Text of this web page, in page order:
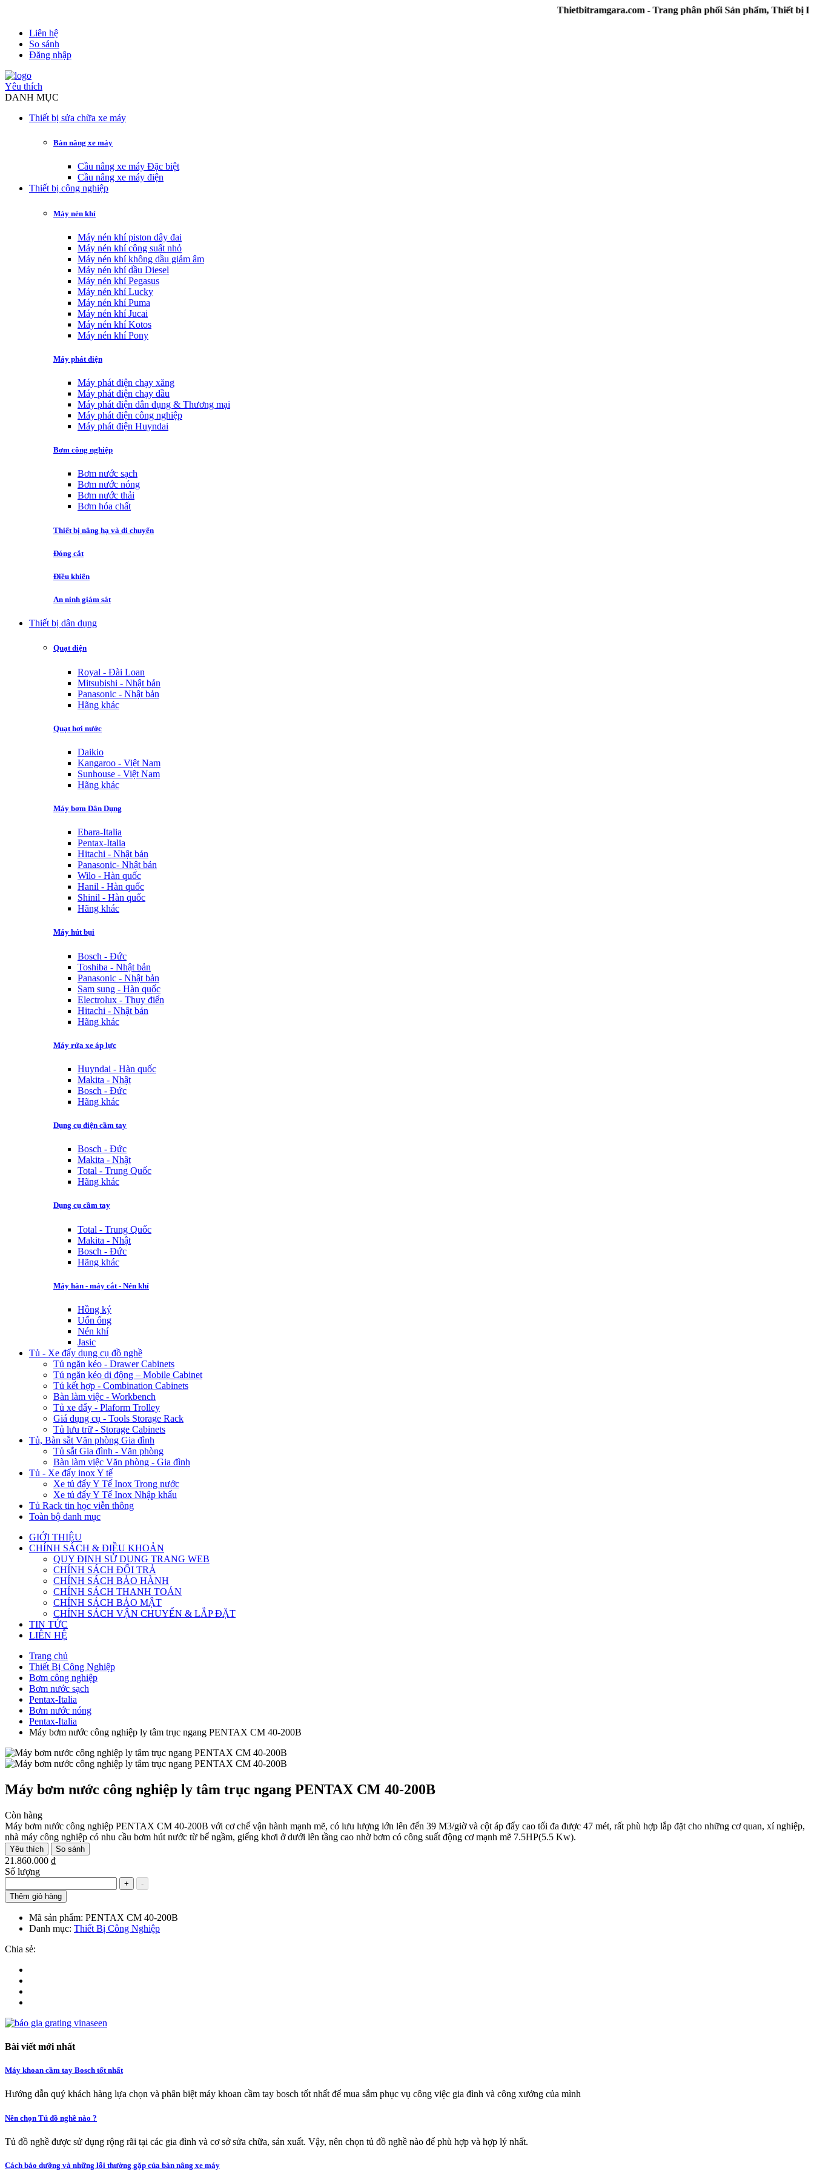
Thietbitramgara.com - Trang phân phối Sản phẩm, Thiết bị Dân
Liên hệ
So sánh
Đăng nhập
Yêu thích
DANH MỤC
Thiết bị sửa chữa xe máy
Bàn nâng xe máy
Cầu nâng xe máy Đặc biệt
Cầu nâng xe máy điện
Thiết bị công nghiệp
Máy nén khí
Máy nén khí piston dây đai
Máy nén khí công suất nhỏ
Máy nén khí không dầu giảm âm
Máy nén khí dầu Diesel
Máy nén khí Pegasus
Máy nén khí Lucky
Máy nén khí Puma
Máy nén khí Jucai
Máy nén khí Kotos
Máy nén khí Pony
Máy phát điện
Máy phát điện chạy xăng
Máy phát điện chạy dầu
Máy phát điện dân dụng & Thương mại
Máy phát điện công nghiệp
Máy phát điện Huyndai
Bơm công nghiệp
Bơm nước sạch
Bơm nước nóng
Bơm nước thải
Bơm hóa chất
Thiết bị nâng hạ và di chuyển
Đóng cắt
Điều khiển
An ninh giám sát
Thiết bị dân dụng
Quạt điện
Royal - Đài Loan
Mitsubishi - Nhật bản
Panasonic - Nhật bản
Hãng khác
Quạt hơi nước
Daikio
Kangaroo - Việt Nam
Sunhouse - Việt Nam
Hãng khác
Máy bơm Dân Dụng
Ebara-Italia
Pentax-Italia
Hitachi - Nhật bản
Panasonic- Nhật bản
Wilo - Hàn quốc
Hanil - Hàn quốc
Shinil - Hàn quốc
Hãng khác
Máy hút bụi
Bosch - Đức
Toshiba - Nhật bản
Panasonic - Nhật bản
Sam sung - Hàn quốc
Electrolux - Thụy điển
Hitachi - Nhật bản
Hãng khác
Máy rửa xe áp lực
Huyndai - Hàn quốc
Makita - Nhật
Bosch - Đức
Hãng khác
Dụng cụ điện cầm tay
Bosch - Đức
Makita - Nhật
Total - Trung Quốc
Hãng khác
Dụng cụ cầm tay
Total - Trung Quốc
Makita - Nhật
Bosch - Đức
Hãng khác
Máy hàn - máy cắt - Nén khí
Hồng ký
Uốn ống
Nén khí
Jasic
Tủ - Xe đẩy dụng cụ đồ nghề
Tủ ngăn kéo - Drawer Cabinets
Tủ ngăn kéo di động – Mobile Cabinet
Tủ kết hợp - Combination Cabinets
Bàn làm việc - Workbench
Tủ xe đẩy - Plaform Trolley
Giá dụng cụ - Tools Storage Rack
Tủ lưu trữ - Storage Cabinets
Tủ, Bàn sắt Văn phòng Gia đình
Tủ sắt Gia đình - Văn phòng
Bàn làm việc Văn phòng - Gia đình
Tủ - Xe đẩy inox Y tế
Xe tủ đẩy Y Tế Inox Trong nước
Xe tủ đẩy Y Tế Inox Nhập khẩu
Tủ Rack tin học viễn thông
Toàn bộ danh mục
GIỚI THIỆU
CHÍNH SÁCH & ĐIỀU KHOẢN
QUY ĐỊNH SỬ DỤNG TRANG WEB
CHÍNH SÁCH ĐỔI TRẢ
CHÍNH SÁCH BẢO HÀNH
CHÍNH SÁCH THANH TOÁN
CHÍNH SÁCH BẢO MẬT
CHÍNH SÁCH VẬN CHUYỂN & LẮP ĐẶT
TIN TỨC
LIÊN HỆ
Trang chủ
Thiết Bị Công Nghiệp
Bơm công nghiệp
Bơm nước sạch
Pentax-Italia
Bơm nước nóng
Pentax-Italia
Máy bơm nước công nghiệp ly tâm trục ngang PENTAX CM 40-200B
Máy bơm nước công nghiệp ly tâm trục ngang PENTAX CM 40-200B
Còn hàng
Máy bơm nước công nghiệp PENTAX CM 40-200B với cơ chế vận hành mạnh mẽ, có lưu lượng lớn lên đến 39 M3/giờ và cột áp đẩy cao tối đa được 47 mét, rất phù hợp lắp đặt cho những cơ quan, xí nghiệp,
nhà máy công nghiệp có nhu cầu bơm hút nước từ bể ngầm, giếng khơi ở dưới lên tầng cao nhờ bơm có công suất động cơ mạnh mẽ 7.5HP(5.5 Kw).
Yêu thích So sánh
21.860.000 ₫
Số lượng
+
-
Thêm giỏ hàng
Mã sản phẩm: PENTAX CM 40-200B
Danh mục: Thiết Bị Công Nghiệp
Chia sẻ:
Bài viết mới nhất
Máy khoan cầm tay Bosch tốt nhất
Hướng dẫn quý khách hàng lựa chọn và phân biệt máy khoan cầm tay bosch tốt nhất để mua sắm phục vụ công việc gia đình và công xưởng của mình
Nên chọn Tủ đồ nghề nào ?
Tủ đồ nghề được sử dụng rộng rãi tại các gia đình và cơ sở sửa chữa, sản xuất. Vậy, nên chọn tủ đồ nghề nào để phù hợp và hợp lý nhất.
Cách bảo dưỡng và những lỗi thường gặp của bàn nâng xe máy